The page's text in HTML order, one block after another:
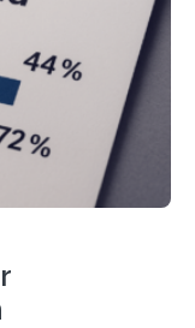
Betrachtet man
– die Anzahl